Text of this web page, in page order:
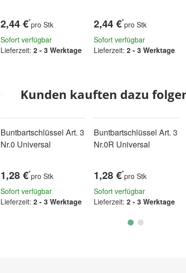
2,44 €*pro Stk
Sofort verfügbar
Lieferzeit: 2 - 3 Werktage
2,44 €*pro Stk
Sofort verfügbar
Lieferzeit: 2 - 3 Werktage
Kunden kauften dazu
Buntbartschlüssel Art. 3
Nr.0 Universal
1,28 €*pro Stk
Sofort verfügbar
Lieferzeit: 2 - 3 Werktage
Buntbartschlüssel Art. 3
Nr.0R Universal
1,28 €*pro Stk
Sofort verfügbar
Lieferzeit: 2 - 3 Werktage